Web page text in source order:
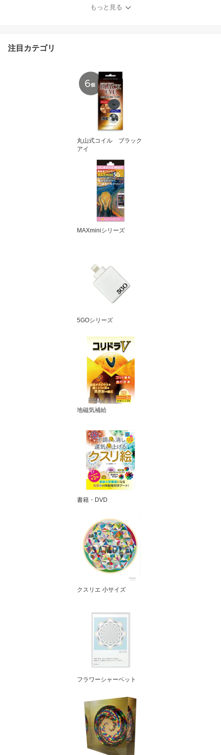
もっと見る
注目カテゴリ
丸山式コイル ブラック
アイ
MAXminiシリーズ
5GOシリーズ
地磁気補給
書籍・DVD
クスリエ 小サイズ
フラワーシャーベット